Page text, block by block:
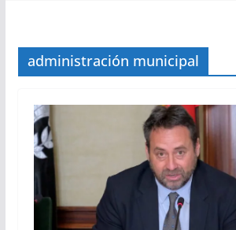
administración municipal